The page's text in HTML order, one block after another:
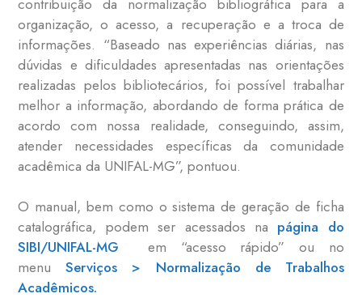
organização, o acesso, a recuperação e a troca de
informações. “Baseado nas experiências diárias, nas
dúvidas e dificuldades apresentadas nas orientações
realizadas pelos bibliotecários, foi possível trabalhar
melhor a informação, abordando de forma prática de
acordo com nossa realidade, conseguindo, assim,
atender necessidades específicas da comunidade
acadêmica da UNIFAL-MG”, pontuou.
O manual, bem como o sistema de geração de ficha
catalográfica, podem ser acessados na página do
SIBI/UNIFAL-MG em “acesso rápido” ou no
menuServiços > Normalização de Trabalhos
Acadêmicos.